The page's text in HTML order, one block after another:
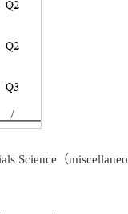
Science（